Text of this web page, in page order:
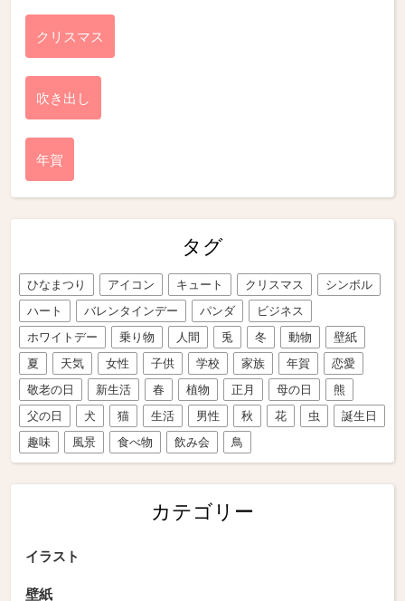
クリスマス
吹き出し
年賀
タグ
ひなまつり アイコン キュート クリスマス
シンボル
ハート
バレンタインデー パンダ
ビジネス
ホワイトデー
乗り物 人間 兎 冬 動物
壁紙
夏
天気 女性 子供 学校 家族 年賀
恋愛
敬老の日
新生活 春 植物 正月 母の日
熊
父の日
犬 猫 生活 男性 秋 花 虫
誕生日
趣味
風景 食べ物 飲み会 鳥
カテゴリー
イラスト
壁紙